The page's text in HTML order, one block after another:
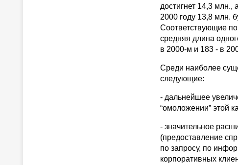
достигнет 14,3 млн.,
2000 году 13,8 млн.
Соответствующие
средняя длина
в 2000-м и 183 - в
Среди наиболее
следующие:
- дальнейшее
“омоложении” этой
- значительное
(предоставление
по запросу, по
корпоративных